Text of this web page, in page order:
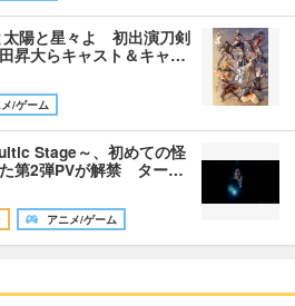
太陽と星々よ 初出演刀剣
昇大らキャスト＆キャ…
/ゲーム
Stage～、初めての怪
第2弾PVが解禁 ター…
アニメ/ゲーム